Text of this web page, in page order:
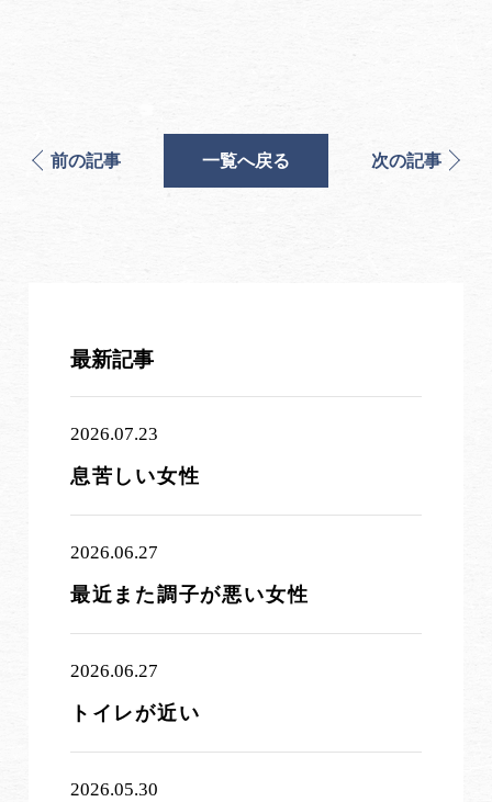
前の記事 一覧へ戻る 次の記事
最新記事
2026.07.23
息苦しい女性
2026.06.27
最近また調子が悪い女性
2026.06.27
トイレが近い
2026.05.30